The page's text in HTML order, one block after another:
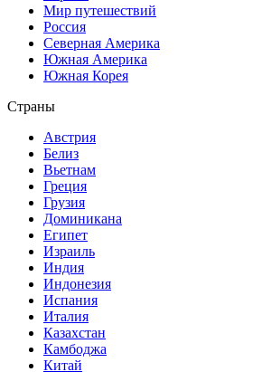
Мир путешествий
Россия
Северная Америка
Южная Америка
Южная Корея
Страны
Австрия
Белиз
Вьетнам
Греция
Грузия
Доминикана
Египет
Израиль
Индия
Индонезия
Испания
Италия
Казахстан
Камбоджа
Китай